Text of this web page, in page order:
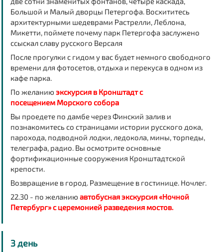
Большой и Малый дворцы Петергофа. Восхититесь
архитектурными шедеврами Растрелли, Леблона,
Микетти, поймете почему парк Петергофа заслужено
ссыскал славу русского Версаля
После прогулки с гидом у вас будет немного свободного
времени для фотосетов, отдыха и перекуса в одном из
кафе парка.
По желанию экскурсия в Кронштадт с
посещением Морского собора
Вы проедете по дамбе через Финский залив и
познакомитесь со страницами истории русского дока,
парохода, подводной лодки, ледокола, мины, торпеды,
телеграфа, радио. Вы осмотрите основные
фортификационные сооружения Кронштадтской
крепости.
Возвращение в город. Размещение в гостинице. Ночлег.
22.30 - по желанию автобусная экскурсия «Ночной
Петербург» с церемонией разведения мостов.
3 день